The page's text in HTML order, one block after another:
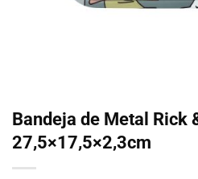
Bandeja de Metal Rick
27,5×17,5×2,3cm